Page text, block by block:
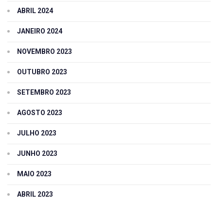
ABRIL 2024
JANEIRO 2024
NOVEMBRO 2023
OUTUBRO 2023
SETEMBRO 2023
AGOSTO 2023
JULHO 2023
JUNHO 2023
MAIO 2023
ABRIL 2023